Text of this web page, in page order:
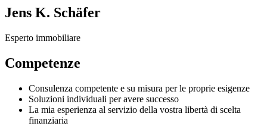
Jens K. Schäfer
Esperto immobiliare
Competenze
Consulenza competente e su misura per le proprie esigenze
Soluzioni individuali per avere successo
La mia esperienza al servizio della vostra libertà di scelta
finanziaria